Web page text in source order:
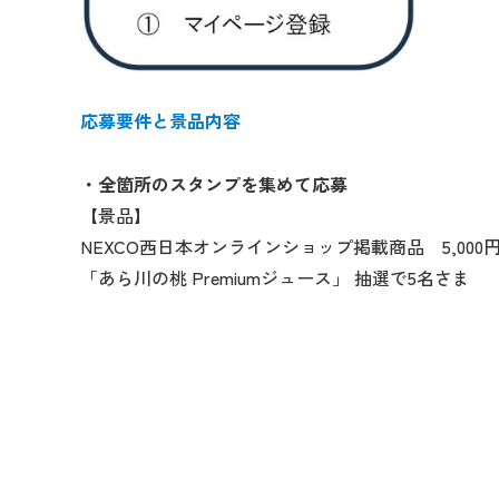
応募要件と景品内容
・全箇所のスタンプを集めて応募
【景品】
NEXCO西日本オンラインショップ掲載商品 5,000
「あら川の桃 Premiumジュース」 抽選で5名さま